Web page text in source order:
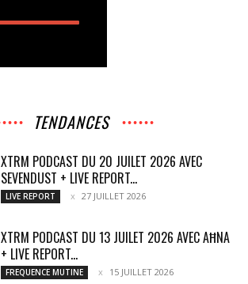
TENDANCES
XTRM PODCAST DU 20 JUILET 2026 AVEC
SEVENDUST + LIVE REPORT...
LIVE REPORT 27 JUILLET 2026
XTRM PODCAST DU 13 JUILET 2026 AVEC AĦNA
+ LIVE REPORT...
FREQUENCE MUTINE 15 JUILLET 2026